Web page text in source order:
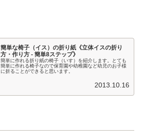
簡単な椅子（イス）の折り紙《立体イスの折り
方・作り方 - 簡単8ステップ》
簡単に作れる折り紙の椅子（いす）を紹介します。とても
簡単に作れる椅子なので保育園や幼稚園など幼児のお子様
に折ることができると思います。
2013.10.16